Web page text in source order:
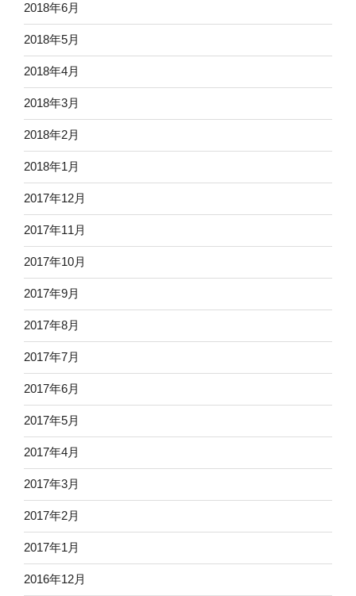
2018年6月
2018年5月
2018年4月
2018年3月
2018年2月
2018年1月
2017年12月
2017年11月
2017年10月
2017年9月
2017年8月
2017年7月
2017年6月
2017年5月
2017年4月
2017年3月
2017年2月
2017年1月
2016年12月